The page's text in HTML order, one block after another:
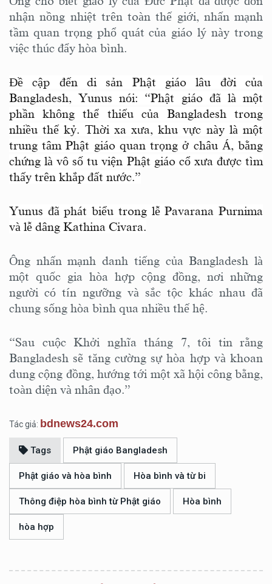
nhận nồng nhiệt trên toàn thế giới, nhấn mạnh
tầm quan trọng phổ quát của giáo lý này trong
việc thúc đẩy hòa bình.
Đề cập đến di sản Phật giáo lâu đời của
Bangladesh, Yunus nói: “Phật giáo đã là một
phần không thể thiếu của Bangladesh trong
nhiều thế kỷ. Thời xa xưa, khu vực này là một
trung tâm Phật giáo quan trọng ở châu Á, bằng
chứng là vô số tu viện Phật giáo cổ xưa được tìm
thấy trên khắp đất nước.”
Yunus đã phát biểu trong lễ Pavarana Purnima
và lễ dâng Kathina Civara.
Ông nhấn mạnh danh tiếng của Bangladesh là
một quốc gia hòa hợp cộng đồng, nơi những
người có tín ngưỡng và sắc tộc khác nhau đã
chung sống hòa bình qua nhiều thế hệ.
“Sau cuộc Khởi nghĩa tháng 7, tôi tin rằng
Bangladesh sẽ tăng cường sự hòa hợp và khoan
dung cộng đồng, hướng tới một xã hội công bằng,
toàn diện và nhân đạo.”
Tác giả: bdnews24.com
Tags Phật giáo Bangladesh
Phật giáo và hòa bình Hòa bình và từ bi
Thông điệp hòa bình từ Phật giáo Hòa bình
hòa hợp